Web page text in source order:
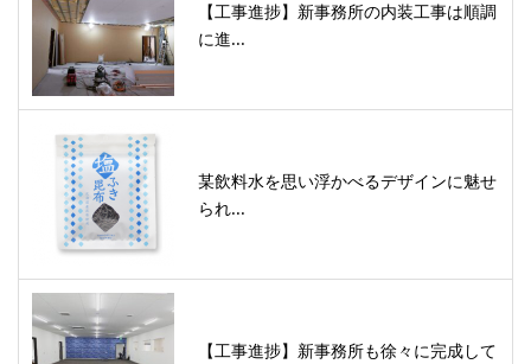
【工事進捗】新事務所の内装工事は順調
に進...
某飲料水を思い浮かべるデザインに魅せ
られ...
【工事進捗】新事務所も徐々に完成して